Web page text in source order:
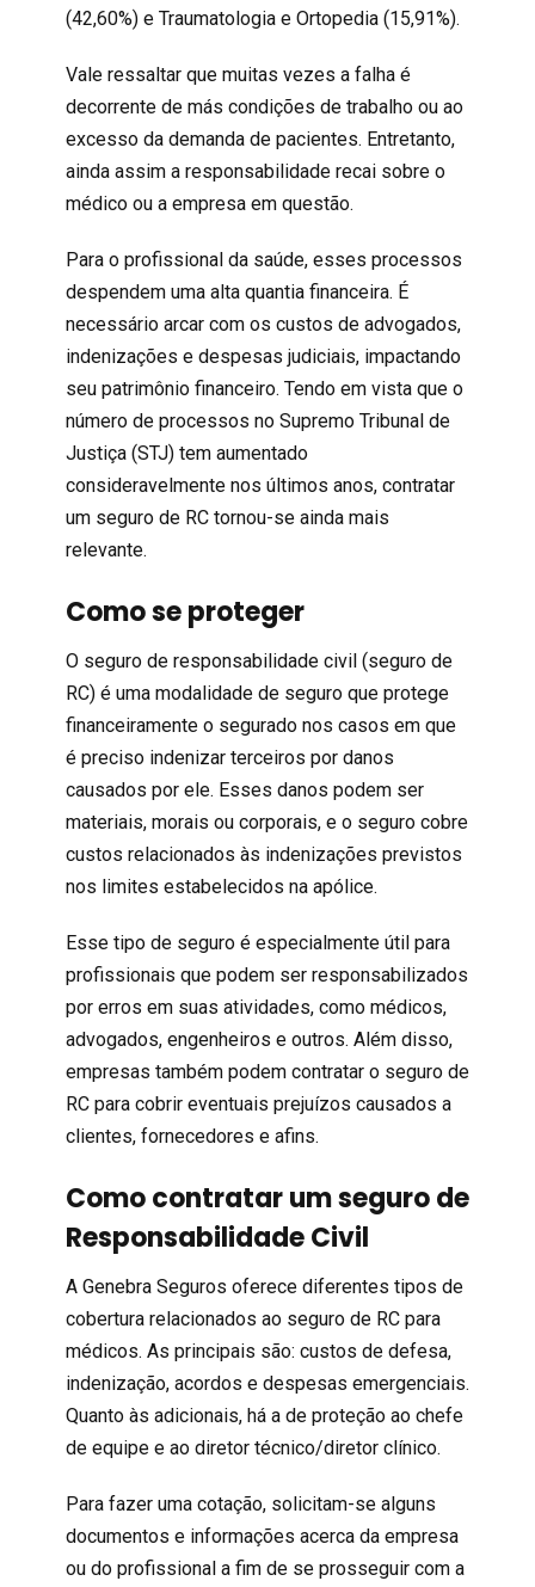
(42,60%) e Traumatologia e Ortopedia (15,91%).
Vale ressaltar que muitas vezes a falha é
decorrente de más condições de trabalho ou ao
excesso da demanda de pacientes. Entretanto,
ainda assim a responsabilidaderecai sobre o
médico ou a empresa em questão.
Para o profissional da saúde, esses processos
despendem uma alta quantia financeira. É
necessário arcar com os custos de advogados,
indenizações e despesas judiciais, impactando
seu patrimônio financeiro. Tendo em vista que o
número de processos no Supremo Tribunal de
Justiça (STJ) tem aumentado
consideravelmente nos últimos anos, contratar
um seguro de RC tornou-se ainda mais
relevante.
Como se proteger
O seguro de responsabilidade civil (seguro de
RC) é uma modalidade de seguro que protege
financeiramente o segurado nos casos em que
é preciso indenizar terceiros por danos
causados por ele. Esses danos podem ser
materiais, morais ou corporais, e o seguro cobre
custos relacionados às indenizações previstos
nos limites estabelecidos na apólice.
Esse tipo de seguro é especialmente útil para
profissionais que podem ser responsabilizados
por erros em suas atividades, como médicos,
advogados, engenheiros e outros. Além disso,
empresas também podem contratar o seguro de
RC para cobrir eventuais prejuízos causados a
clientes, fornecedores e afins.
Como contratar um seguro de
Responsabilidade Civil
A Genebra Seguros oferece diferentes tipos de
cobertura relacionados ao seguro de RC para
médicos. As principais são: custos de defesa,
indenização, acordos e despesas emergenciais.
Quanto às adicionais, há a de proteção ao chefe
de equipe e ao diretor técnico/diretor clínico.
Para fazer uma cotação, solicitam-se alguns
documentos e informações acerca da empresa
ou do profissionala fim de se prosseguir com a